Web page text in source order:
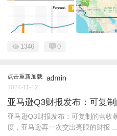
1346 0
点击重新加载 admin
2024-11-12
亚马逊Q3财报发布：可复
亚马逊Q3财报发布：可复制的营收
度，亚马逊再一次交出亮眼的财报 ...